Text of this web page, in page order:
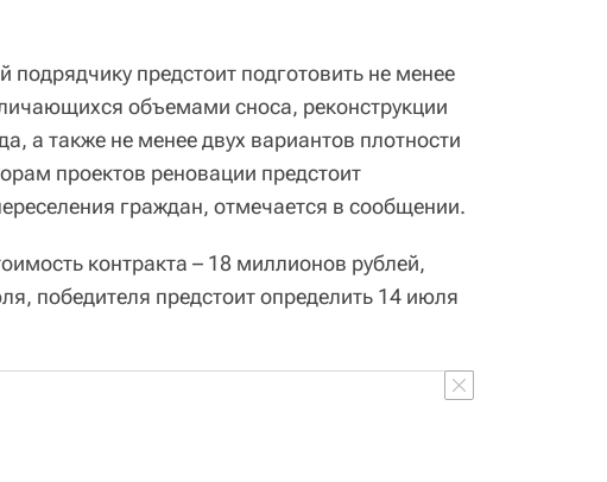
предстоит подготовить не менее
объемами сноса, реконструкции
а также не менее двух вариантов плотности
проектов реновации предстоит
граждан, отмечается в сообщении.
контракта – 18 миллионов рублей,
победителя предстоит определить 14 июля